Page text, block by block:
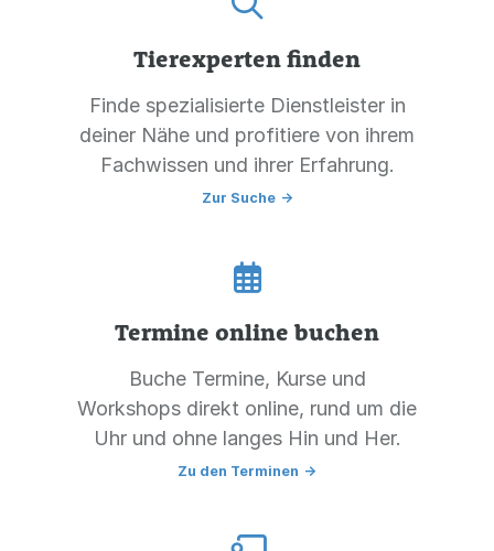
Tierexperten finden
Finde spezialisierte Dienstleister in
deiner Nähe und profitiere von ihrem
Fachwissen und ihrer Erfahrung.
Zur Suche ->
Termine online buchen
Buche Termine, Kurse und
Workshops direkt online, rund um die
Uhr und ohne langes Hin und Her.
Zu den Terminen ->